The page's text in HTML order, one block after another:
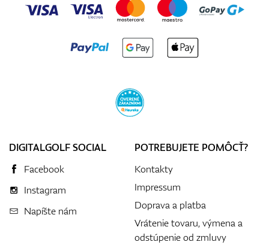
DIGITALGOLF SOCIAL
Facebook
Instagram
Napíšte nám
POTREBUJETE POMÔCŤ?
Kontakty
Impressum
Doprava a platba
Vrátenie tovaru, výmena a
odstúpenie od zmluvy